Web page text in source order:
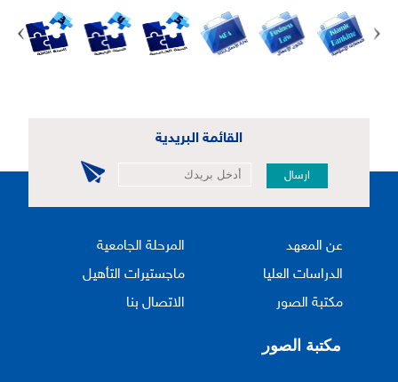
القائمة البريدية
ارسال
عن المعهد
المرحلة الجامعية
الدراسات العليا
ماجستيرات التأهيل
مكتبة الصور
الاتصال بنا